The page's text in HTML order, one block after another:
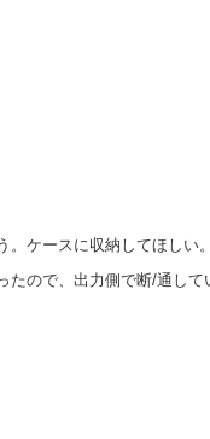
ケースに収納してほしい。
ので、出力側で断/通して